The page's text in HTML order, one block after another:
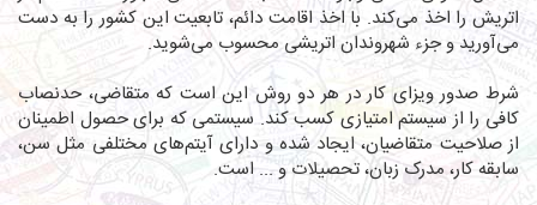
اتریش را اخذ می‌کند. با اخذ اقامت دائم، تابعیت این کشور را به دست
می‌آورید و جزء شهروندان اتریشی محسوب می‌شوید.
شرط صدور ویزای کار در هر دو روش این است که متقاضی، حدنصاب
کافی را از سیستم امتیازی کسب کند. سیستمی که برای حصول اطمینان
از صلاحیت متقاضیان، ایجاد شده و دارای آیتم‌های مختلفی مثل سن،
سابقه کار، مدرک زبان، تحصیلات و ... است.